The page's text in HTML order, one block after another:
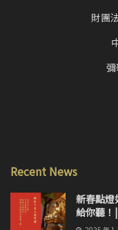
財團
Recent News
新春點燈
給你聽！